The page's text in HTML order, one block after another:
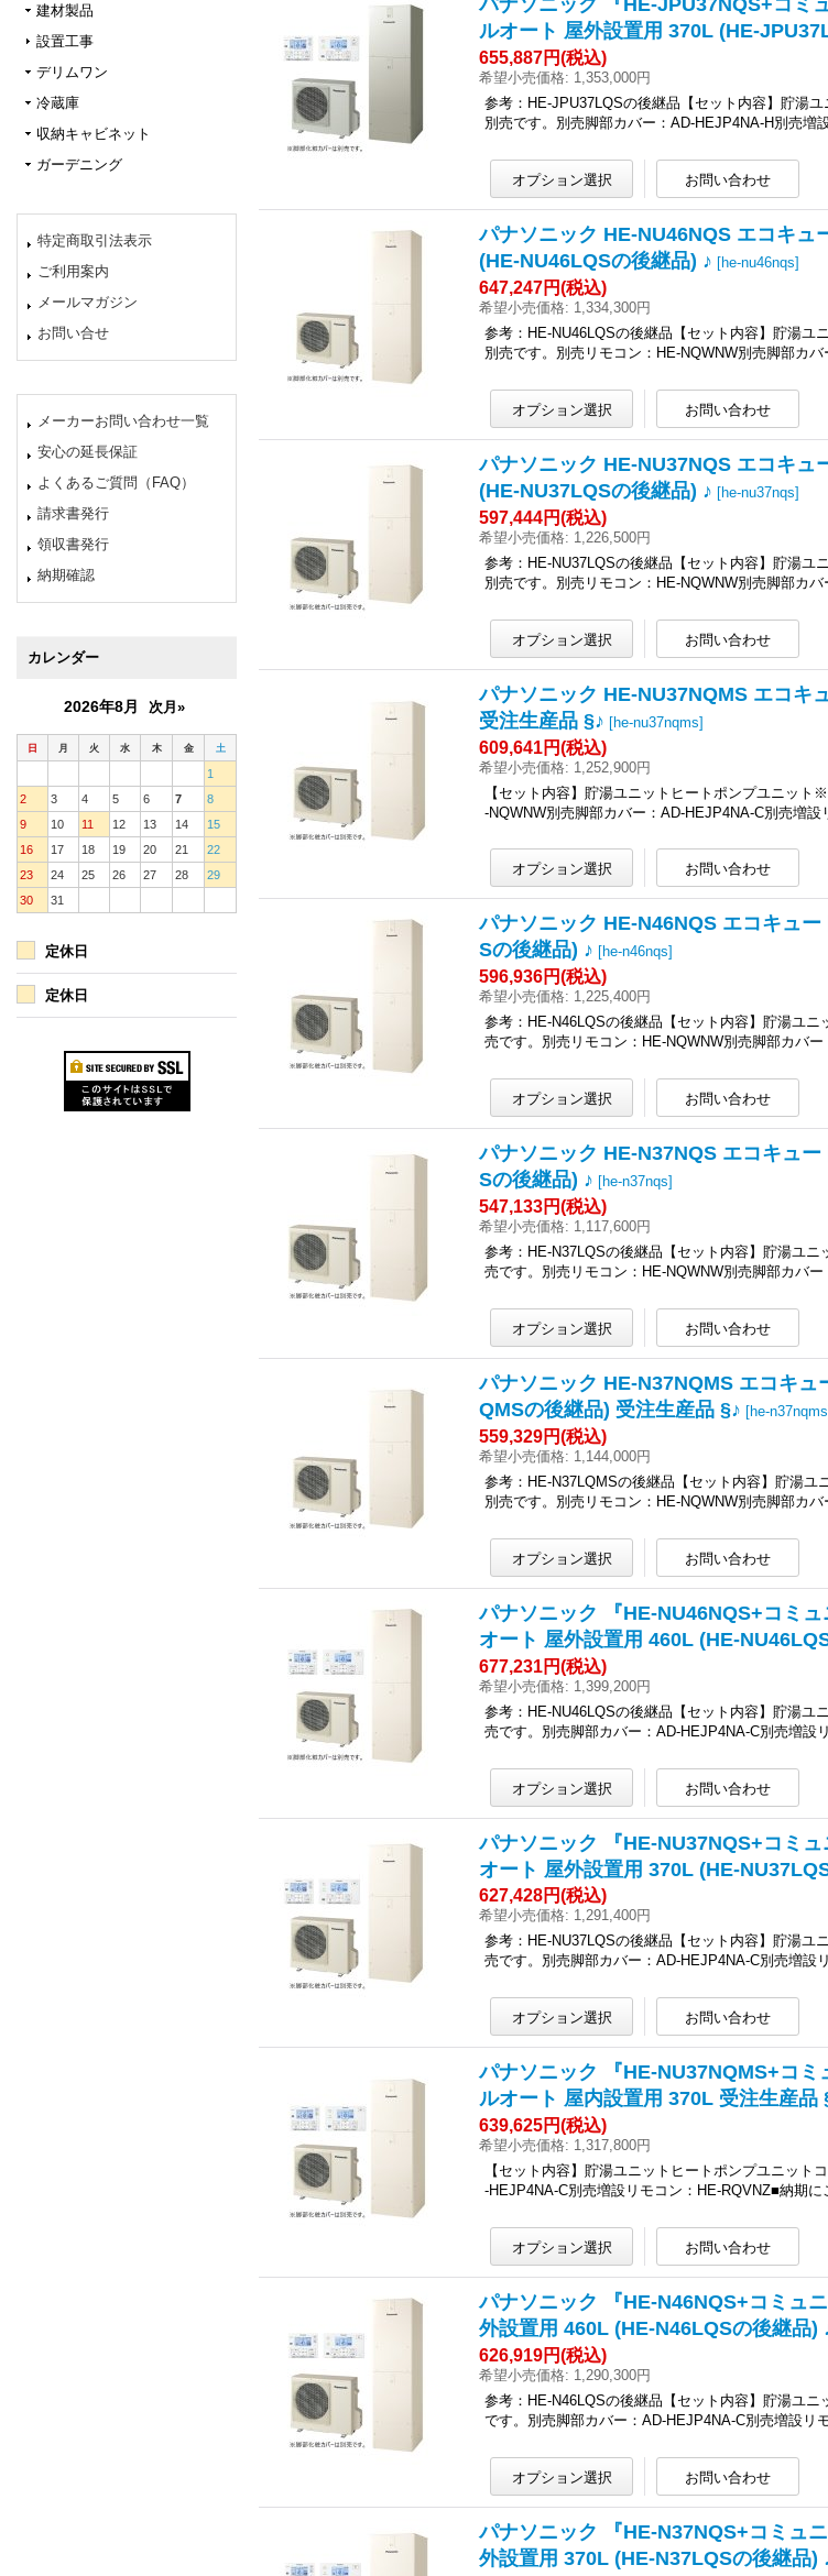
建材製品
設置工事
デリムワン
冷蔵庫
収納キャビネット
ガーデニング
特定商取引法表示
ご利用案内
メールマガジン
お問い合せ
メーカーお問い合わせ一覧
安心の延長保証
よくあるご質問（FAQ）
請求書発行
領収書発行
納期確認
カレンダー
2026年8月 次月»
日 月 火 水 木 金 土
1
2
3 4 5 6 7
8
9
10 11 12 13 14
15
16
17 18 19 20 21
22
23
24 25 26 27 28
29
30
31
定休日
定休日
パナソニック 『HE-JPU37NQS+コミ
ルオート 屋外設置用 370L (HE-
655,887円(税込)
希望小売価格: 1,353,000円
参考：HE-JPU37LQSの後継品【セット内容】貯湯
別売です。別売脚部カバー：AD-HEJP4NA-H別売増
パナソニック HE-NU46NQS エコキ
(HE-NU46LQSの後継品) ♪ [he-nu46nqs]
647,247円(税込)
希望小売価格: 1,334,300円
参考：HE-NU46LQSの後継品【セット内容】貯湯
別売です。別売リモコン：HE-NQWNW別売脚部カ
パナソニック HE-NU37NQS エコキ
(HE-NU37LQSの後継品) ♪ [he-nu37nqs]
597,444円(税込)
希望小売価格: 1,226,500円
参考：HE-NU37LQSの後継品【セット内容】貯湯
別売です。別売リモコン：HE-NQWNW別売脚部カバ
パナソニック HE-NU37NQMS エコキ
受注生産品 §♪ [he-nu37nqms]
609,641円(税込)
希望小売価格: 1,252,900円
【セット内容】貯湯ユニットヒートポンプユニッ
-NQWNW別売脚部カバー：AD-HEJP4NA-C別売増設
パナソニック HE-N46NQS エコキュ
Sの後継品) ♪ [he-n46nqs]
596,936円(税込)
希望小売価格: 1,225,400円
参考：HE-N46LQSの後継品【セット内容】貯湯ユ
売です。別売リモコン：HE-NQWNW別売脚部カバ
パナソニック HE-N37NQS エコキュ
Sの後継品) ♪ [he-n37nqs]
547,133円(税込)
希望小売価格: 1,117,600円
参考：HE-N37LQSの後継品【セット内容】貯湯ユ
売です。別売リモコン：HE-NQWNW別売脚部カバ
パナソニック HE-N37NQMS エコキ
QMSの後継品) 受注生産品 §♪ [he-n37nqms
559,329円(税込)
希望小売価格: 1,144,000円
参考：HE-N37LQMSの後継品【セット内容】貯湯
別売です。別売リモコン：HE-NQWNW別売脚部カバ
パナソニック 『HE-NU46NQS+コミ
オート 屋外設置用 460L (HE-
677,231円(税込)
希望小売価格: 1,399,200円
参考：HE-NU46LQSの後継品【セット内容】貯湯
売です。別売脚部カバー：AD-HEJP4NA-C別売増設
パナソニック 『HE-NU37NQS+コミ
オート 屋外設置用 370L (HE-
627,428円(税込)
希望小売価格: 1,291,400円
参考：HE-NU37LQSの後継品【セット内容】貯湯
売です。別売脚部カバー：AD-HEJP4NA-C別売増設
パナソニック 『HE-NU37NQMS+コ
ルオート 屋内設置用 370L 受注生産品
639,625円(税込)
希望小売価格: 1,317,800円
【セット内容】貯湯ユニットヒートポンプユニッ
-HEJP4NA-C別売増設リモコン：HE-RQVNZ■納期
パナソニック 『HE-N46NQS+コミュ
外設置用 460L (HE-N46LQSの後継品)
626,919円(税込)
希望小売価格: 1,290,300円
参考：HE-N46LQSの後継品【セット内容】貯湯ユ
です。別売脚部カバー：AD-HEJP4NA-C別売増設リ
パナソニック 『HE-N37NQS+コミュ
外設置用 370L (HE-N37LQSの後継品)